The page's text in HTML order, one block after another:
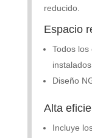
reducido.
Espacio
Todos
Diseño
Alta
Incluye